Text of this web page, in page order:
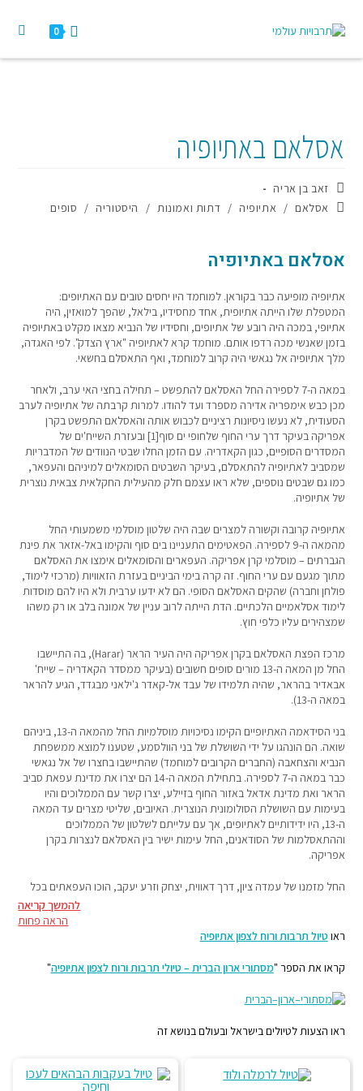
0
אסלאם באתיופיה
זאב בן אריה
אסלאם
/ אתיופיה / דתות ואמונות / היסטוריה / סופים
אסלאם באתיופיה
אתיופיה מופיעה כבר בקוראן. למוחמד היו יחסים טובים עם האתיופים:
המטפלת שלו הייתה אתיופית, אחד מחסידיו, בילאל, שהפך למואזין, היה
אתיופי, במכה היה רובע של אתיופים, וחסידיו של הנביא מצאו מקלט באתיופיה
בזמן שאנשי מכה רדפו אותם. מוחמד קרא לאתיופיה "ארץ הצדק". לפי האגדה,
מלך אתיופיה אל נגאשי היה קרוב למוחמד, ואף התאסלם בחשאי.
במאה ה-7 לספירה החל האסלאם להתפשט – תחילה בחצי האי ערב, ולאחר
מכן כבש אימפריה אדירה מספרד ועד להודו. למרות קרבתה של אתיופיה לערב
הסעודית, לא נעשו ניסיונות רציניים לכבוש אותה והאסלאם התפשט בקרן
אפריקה בעיקר דרך ערי החוף שלחופי ים סוף[1] ובעזרת השייח'ים של
המסדרים הסוּפיים, כגון הקאדריה. עם הזמן החלו שבטי הנוודים של המדבריות
שמסביב לאתיופיה להתאסלם, בעיקר השבטים הסומאלים למיניהם והעפאר,
כמו גם שבטים נוספים, שלא ראו עצמם חלק מהעילית החקלאית צבאית נוצרית
של אתיופיה.
אתיופיה קרובה וקשורה למצרים שבה היה שלטון מוסלמי משמעותי החל
מהמאה ה-9 לספירה. הפאטימים התעניינו בים סוף והקימו באל-אזאר את פינת
הגברתים – מוסלמי קרן אפריקה. העפארים והסומאלים אימצו את האסלאם
מתוך מגעם עם ערי החוף. זה קרה בימי הביניים בעזרת הזאוויות (מרכזי לימוד,
פולחן וחברה) שהקים האסלאם הסופי. הם לא ידעו ערבית ולא היו להם מוסדות
לימוד אסלאמיים הלכתיים. הדת הייתה לרוב עניין של אמונה בלב או רק משהו
שמצהירים עליו כלפי חוץ.
מרכז הפצת האסלאם בקרן אפריקה היה העיר הראר (Harar), בה התיישבו
החל מן המאה ה-13 מורים סופים חשובים (בעיקר ממסדר הקאדריה – שייח'
אבאדיר בהראר, שהיה תלמידו של עבד אל-קאדר ג'ילאני מבגדד, הגיע להראר
במאה ה-13).
בני הסידאמה האתיופיים הקימו נסיכויות מוסלמיות החל מהמאה ה-13, ביניהם
שואה. הם הונהגו על ידי השושלת של בני הוולסמע, שטענו למוצא ממשפחת
הנביא והצחאבה (החברים הקרובים למוחמד) שהתיישבו בחצרו של אל נגאשי
כבר במאה ה-7 לספירה. בתחילת המאה ה-14 הם יצרו את מדינת עפאת סביב
הראר ואת מדינת אדאל באזור החוף בזיילע, יצרו קשר עם הממלוכים והיו
בעימות עם השושלת הסולומונית הנוצרית. האיובים, שליטי מצרים עד המאה
ה-13, היו ידידותיים לאתיופים, אך עם עלייתם לשלטון של הממלוכים
וההתאסלמות של הסודאנים, החל עימות ישיר בין האסלאם לנצרות בקרן
אפריקה.
החל מזמנו של עמדה ציון, דרך דאווית, יצחק וזרע יעקב, הוכו העפאתים בכל
העימותים עם הנוצרים וממלכתם חדלה למעשה להתקיים. בנוסף אליהם היו
כמה נסיכויות מוסלמיות בדרום הרמה האתיופית שנכבשו/נשלטו גם הם על ידי
הסולומונים.
בניגוד לאסלאם המזרח תיכוני, לא התפתחה בקרן אפריקה תפישה פוליטית
את השפה הערבית. התודעה נשארה מקומית שבטית ולא התפתחה תודעת
האומה המוסלמית. מוסדות שהיוו את בסיס החברה המוסלמית כמו המדרסה
לא נפוצו ברחבי הארץ. למול ההגמוניה המדינית דתית צבאית של הנוצרים,
והשושלת הסולומונית הנוצרית יצאה כשידה על העליונה מעימותים אלה.
להמשך קריאה
הראה פחות
ראוטיול תרבות ורוח לצפון אתיופיה
קראו את הספר "מסתורי ארון הברית – טיולי תרבות ורוח לצפון אתיופיה"
ראו הצעות לטיולים בישראל ובעולם בנושא זה